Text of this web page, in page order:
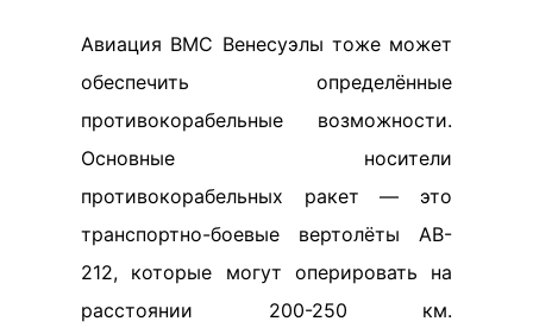
Авиация ВМС Венесуэлы тоже может
обеспечить определённые
противокорабельные возможности.
Основные носители
противокорабельных ракет — это
транспортно-боевые вертолёты AB-
212, которые могут оперировать на
расстоянии 200-250 км.